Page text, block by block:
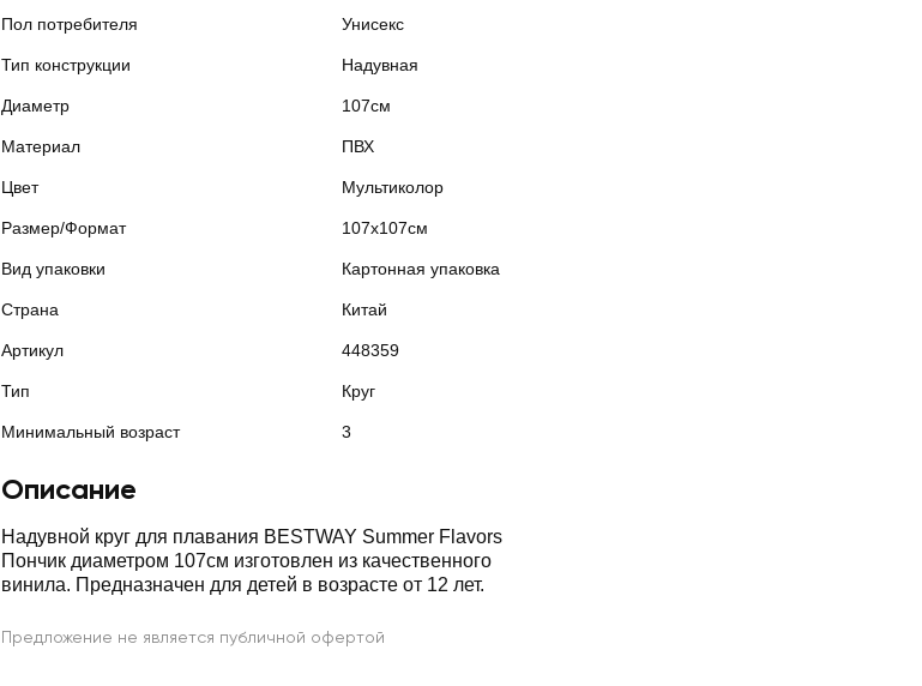
Пол потребителя Унисекс
Тип конструкции Надувная
Диаметр 107см
Материал ПВХ
Цвет Мультиколор
Размер/Формат 107х107см
Вид упаковки Картонная упаковка
Страна Китай
Артикул 448359
Тип Круг
Минимальный возраст 3
Описание
Надувной круг для плавания BESTWAY Summer Flavors
Пончик диаметром 107см изготовлен из качественного
винила. Предназначен для детей в возрасте от 12 лет.
Предложение не является публичной офертой